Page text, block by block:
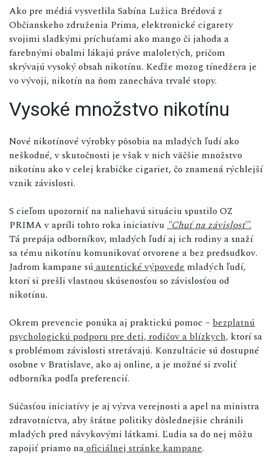
Ako pre médiá vysvetlila Sabína Lužica Brédová z
Občianskeho združenia Prima, elektronické cigarety
svojimi sladkými príchuťami ako mango či jahoda a
farebnými obalmi lákajú práve maloletých, pričom
skrývajú vysoký obsah nikotínu. Keďže mozog tínedžera je
vo vývoji, nikotín na ňom zanecháva trvalé stopy.
Vysoké množstvo nikotínu
Nové nikotínové výrobky pôsobia na mladých ľudí ako
neškodné, v skutočnosti je však v nich väčšie množstvo
nikotínu ako v celej krabičke cigariet, čo znamená rýchlejší
vznik závislosti.
S cieľom upozorniť na naliehavú situáciu spustilo OZ
PRIMA v apríli tohto roka iniciatívu "Chuť na závislosť".
Tá prepája odborníkov, mladých ľudí aj ich rodiny a snaží
sa tému nikotínu komunikovať otvorene a bez predsudkov.
Jadrom kampane sú autentické výpovede mladých ľudí,
ktorí si prešli vlastnou skúsenosťou so závislosťou od
nikotínu.
Okrem prevencie ponúka aj praktickú pomoc – bezplatnú
psychologickú podporu pre deti, rodičov a blízkych, ktorí sa
s problémom závislosti stretávajú. Konzultácie sú dostupné
osobne v Bratislave, ako aj online, a je možné si zvoliť
odborníka podľa preferencií.
Súčasťou iniciatívy je aj výzva verejnosti a apel na ministra
zdravotníctva, aby štátne politiky dôslednejšie chránili
mladých pred návykovými látkami. Ľudia sa do nej môžu
zapojiť priamo naoficiálnej stránke kampane.